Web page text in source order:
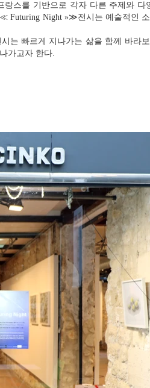
랑스를 기반으로 각자 다른 주제와 다
Futuring Night »≫전시는 예술적인
는 빠르게 지나가는 삶을 함께 바라
가고자 한다.